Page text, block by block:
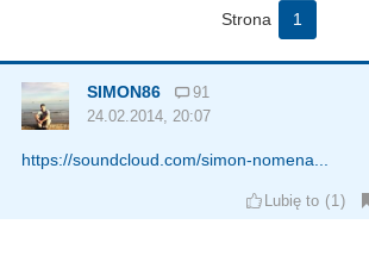
Strona 1
SIMON86
91
24.02.2014, 20:07
https://soundcloud.com/simon-nomena...
Lubię to 1